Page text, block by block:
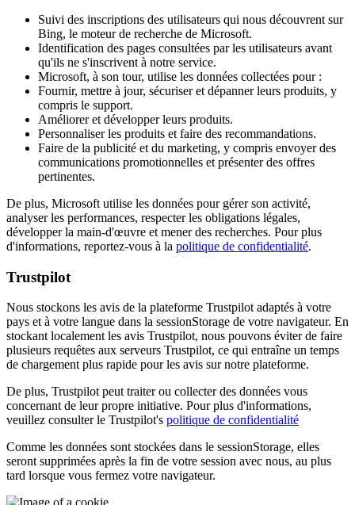
Suivi des inscriptions des utilisateurs qui nous découvrent sur
Bing, le moteur de recherche de Microsoft.
Identification des pages consultées par les utilisateurs avant
qu'ils ne s'inscrivent à notre service.
Microsoft, à son tour, utilise les données collectées pour :
Fournir, mettre à jour, sécuriser et dépanner leurs produits, y
compris le support.
Améliorer et développer leurs produits.
Personnaliser les produits et faire des recommandations.
Faire de la publicité et du marketing, y compris envoyer des
communications promotionnelles et présenter des offres
pertinentes.
De plus, Microsoft utilise les données pour gérer son activité,
analyser les performances, respecter les obligations légales,
développer la main-d'œuvre et mener des recherches. Pour plus
d'informations, reportez-vous à la politique de confidentialité.
Trustpilot
Nous stockons les avis de la plateforme Trustpilot adaptés à votre
pays et à votre langue dans la sessionStorage de votre navigateur. En
stockant localement les avis Trustpilot, nous pouvons éviter de faire
plusieurs requêtes aux serveurs Trustpilot, ce qui entraîne un temps
de chargement plus rapide pour les avis sur notre plateforme.
De plus, Trustpilot peut traiter ou collecter des données vous
concernant de leur propre initiative. Pour plus d'informations,
veuillez consulter le Trustpilot's politique de confidentialité
Comme les données sont stockées dans le sessionStorage, elles
seront supprimées après la fin de votre session avec nous, au plus
tard lorsque vous fermez votre navigateur.